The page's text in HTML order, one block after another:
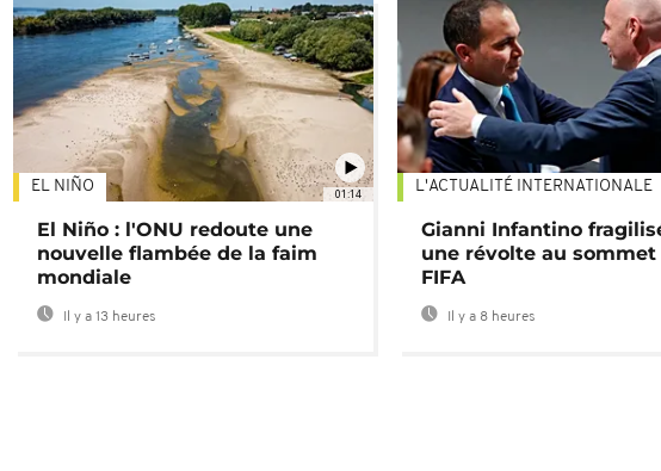
01:14
EL NIÑO
El Niño : l'ONU redoute une
nouvelle flambée de la faim
mondiale
Il y a 13 heures
L'ACTUALITÉ INTERNATIONALE
Gianni Infantino
une révolte au sommet
FIFA
Il y a 8 heures